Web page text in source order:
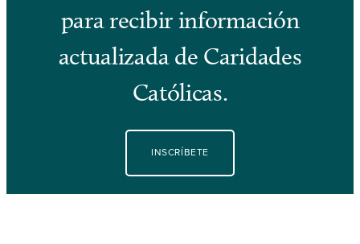
para recibir información
actualizada de Caridades
Católicas.
INSCRÍBETE